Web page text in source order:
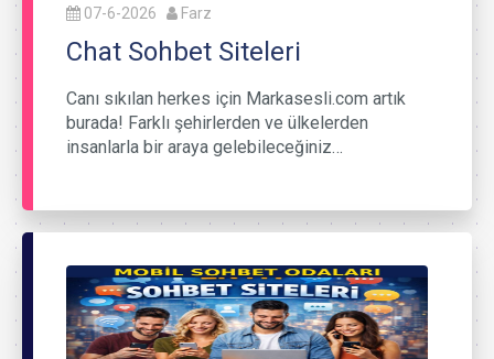
07-6-2026 Farz
Chat Sohbet Siteleri
Canı sıkılan herkes için Markasesli.com artık
burada! Farklı şehirlerden ve ülkelerden
insanlarla bir araya gelebileceğiniz…